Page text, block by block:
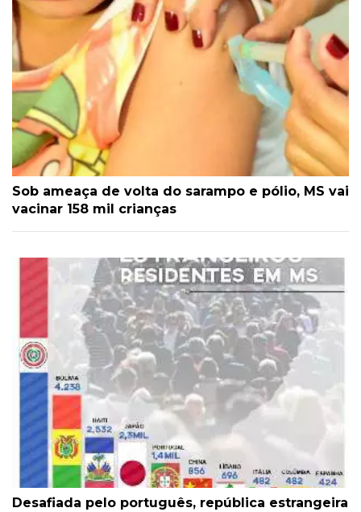
Sob ameaça de volta do sarampo e pólio, MS vai
vacinar 158 mil crianças
Desafiada pelo português, república estrangeira